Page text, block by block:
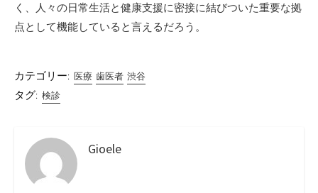
く、人々の日常生活と健康支援に密接に結びついた重要な拠
点として機能していると言えるだろう。
カテゴリー: 医療 歯医者 渋谷
タグ: 検診
Gioele